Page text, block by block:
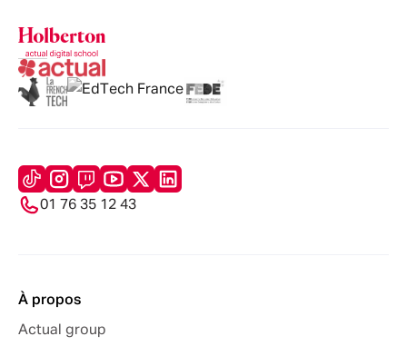
01 76 35 12 43
À propos
Actual group